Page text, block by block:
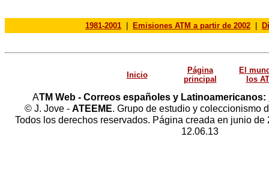
1981-2001 Emisiones ATM a partir de 2002
Inicio
Página
principal
El
los
ATM Web - Correos españoles y Latinoamericanos:
© J. Jove - ATEEME. Grupo de estudio y coleccionismo
Todos los derechos reservados. Página creada en junio
12.06.13